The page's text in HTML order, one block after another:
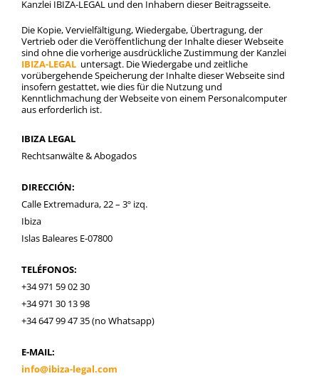
Kanzlei IBIZA-LEGAL und den Inhabern dieser Beitragsseite.
Die Kopie, Vervielfältigung, Wiedergabe, Übertragung, der
Vertrieb oder die Veröffentlichung der Inhalte dieser Webseite
sind ohne die vorherige ausdrückliche Zustimmung der Kanzlei
IBIZA-LEGAL untersagt. Die Wiedergabe und zeitliche
vorübergehende Speicherung der Inhalte dieser Webseite sind
insofern gestattet, wie dies für die Nutzung und
Kenntlichmachung der Webseite von einem Personalcomputer
aus erforderlich ist.
IBIZA LEGAL
Rechtsanwälte & Abogados
DIRECCIÓN:
Calle Extremadura, 22 – 3º izq.
Ibiza
Islas Baleares E-07800
TELÉFONOS:
+34 971 59 02 30
+34 971 30 13 98
+34 647 99 47 35 (no Whatsapp)
E-MAIL:
info@ibiza-legal.com